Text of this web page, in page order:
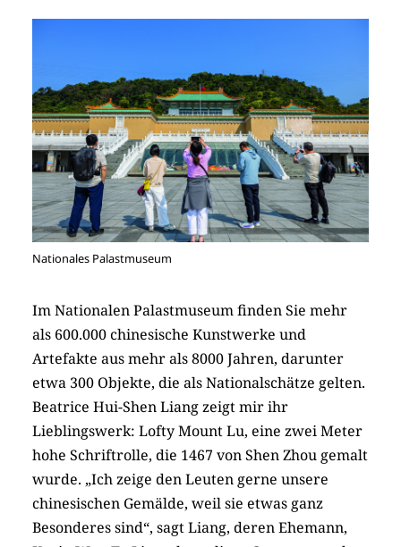
Nationales Palastmuseum
Im Nationalen Palastmuseum finden Sie mehr
als 600.000 chinesische Kunstwerke und
Artefakte aus mehr als 8000 Jahren, darunter
etwa 300 Objekte, die als Nationalschätze gelten.
Beatrice Hui-Shen Liang zeigt mir ihr
Lieblingswerk: Lofty Mount Lu, eine zwei Meter
hohe Schriftrolle, die 1467 von Shen Zhou gemalt
wurde. „Ich zeige den Leuten gerne unsere
chinesischen Gemälde, weil sie etwas ganz
Besonderes sind“, sagt Liang, deren Ehemann,